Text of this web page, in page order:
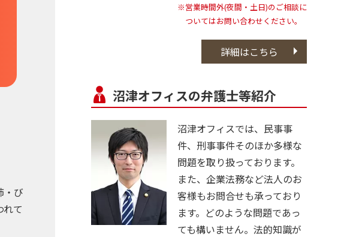
・び
れて
※営業時間外(夜間・土日)のご相談に
ついてはお問い合わせください。
詳細はこちら
沼津オフィスの弁護士等紹介
沼津オフィスでは、民事事
件、刑事事件そのほか多様な
問題を取り扱っております。
また、企業法務など法人のお
客様もお問合せも承っており
ます。どのような問題であっ
ても構いません。法的知識が